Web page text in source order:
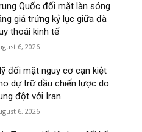
Quốc đối mặt làn sóng
giá trứng kỷ lục giữa đà
thoái kinh tế
6, 2026
đối mặt nguy cơ cạn kiệt
dự trữ dầu chiến lược do
đột với Iran
6, 2026